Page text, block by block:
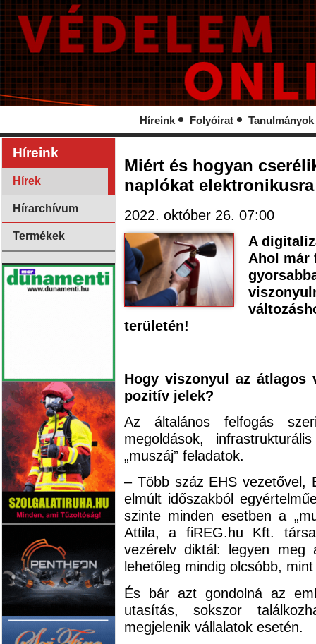
Híreink Folyóirat Tanulmányok
Híreink
Hírek
Hírarchívum
Termékek
Miért és hogyan
naplókat
2022. október 26. 07:00
A
Ahol már
területén!
Hogy viszonyul az átlagos
pozitív jelek?
Az általános felfogás
megoldások,
„muszáj” feladatok.
– Több száz EHS vezetővel,
elmúlt időszakból
szinte minden esetben a
Attila, a fiREG.hu Kft.
vezérelv diktál: legyen meg
lehetőleg mindig olcsóbb,
És bár azt gondolná az
utasítás, sokszor
megjelenik vállalatok esetén.